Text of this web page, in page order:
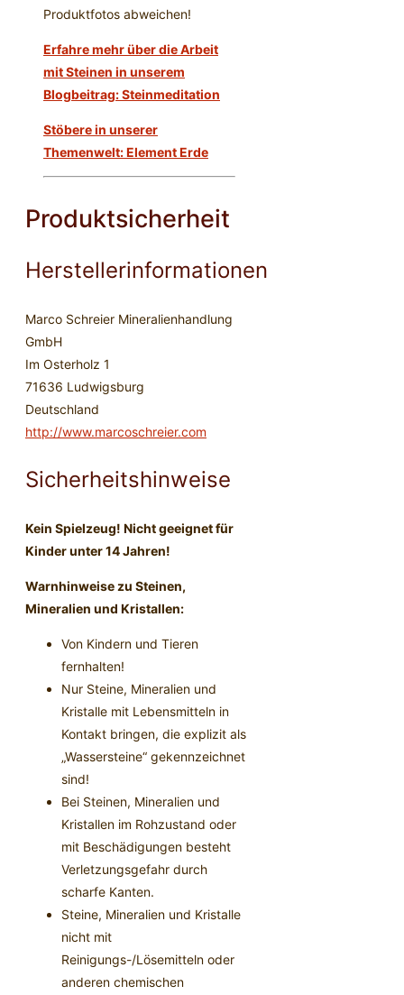
Produktfotos abweichen!
Erfahre mehr über die Arbeit
mit Steinen in unserem
Blogbeitrag: Steinmeditation
Stöbere in unserer
Themenwelt: Element Erde
Produktsicherheit
Herstellerinformationen
Marco Schreier Mineralienhandlung
GmbH
Im Osterholz 1
71636 Ludwigsburg
Deutschland
http://www.marcoschreier.com
Sicherheitshinweise
Kein Spielzeug! Nicht geeignet für
Kinder unter 14 Jahren!
Warnhinweise zu Steinen,
Mineralien und Kristallen:
Von Kindern und Tieren
fernhalten!
Nur Steine, Mineralien und
Kristalle mit Lebensmitteln in
Kontakt bringen, die explizit als
„Wassersteine“ gekennzeichnet
sind!
Bei Steinen, Mineralien und
Kristallen im Rohzustand oder
mit Beschädigungen besteht
Verletzungsgefahr durch
scharfe Kanten.
Steine, Mineralien und Kristalle
nicht mit
Reinigungs-/Lösemitteln oder
anderen chemischen